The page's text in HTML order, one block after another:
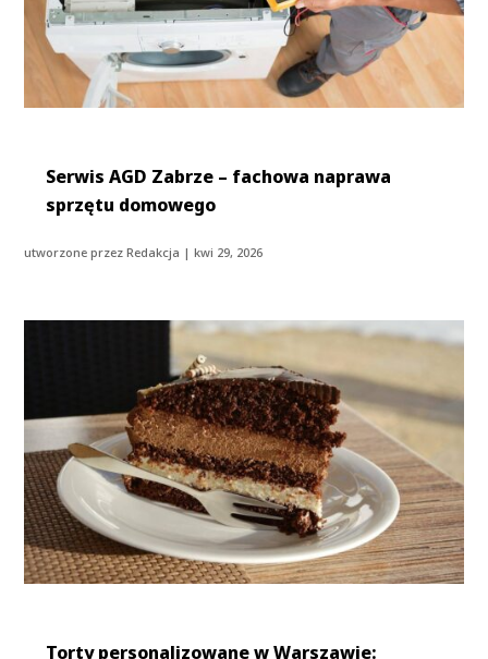
Serwis AGD Zabrze – fachowa naprawa
sprzętu domowego
utworzone przezRedakcja |kwi 29, 2026
Torty personalizowane w Warszawie: